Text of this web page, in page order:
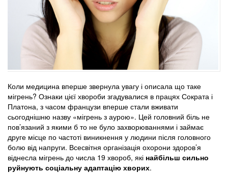
Коли медицина вперше звернула увагу і описала що таке
мігрень? Ознаки цієї хвороби згадувалися в працях Сократа і
Платона, з часом французи вперше стали вживати
сьогоднішню назву «мігрень з аурою». Цей головний біль не
пов’язаний з якими б то не було захворюваннями і займає
друге місце по частоті виникнення у людини після головного
болю від напруги. Всесвітня організація охорони здоров’я
віднесла мігрень до числа 19 хвороб, які найбільш сильно
руйнують соціальну адаптацію хворих.